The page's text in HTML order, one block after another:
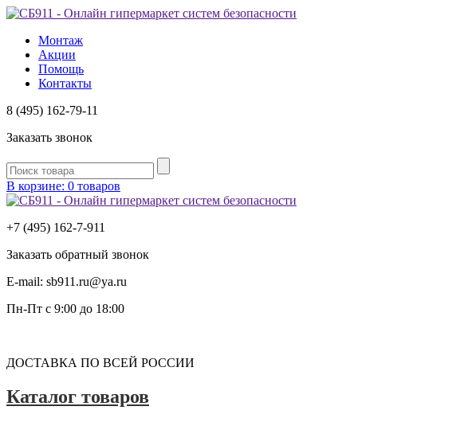
Монтаж
Акции
Помощь
Контакты
8 (495) 162-79-11
Заказать звонок
В корзине: 0 товаров
+7 (495) 162-7-911
Заказать обратный звонок
E-mail: sb911.ru@ya.ru
Пн-Пт с 9:00 до 18:00
ДОСТАВКА ПО ВСЕЙ РОССИИ
Каталог товаров